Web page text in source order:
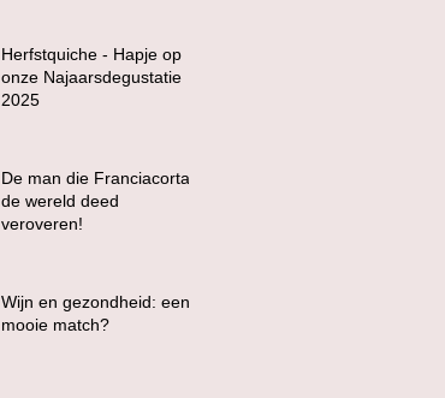
Herfstquiche - Hapje op
onze Najaarsdegustatie
2025
De man die Franciacorta
de wereld deed
veroveren!
Wijn en gezondheid: een
mooie match?